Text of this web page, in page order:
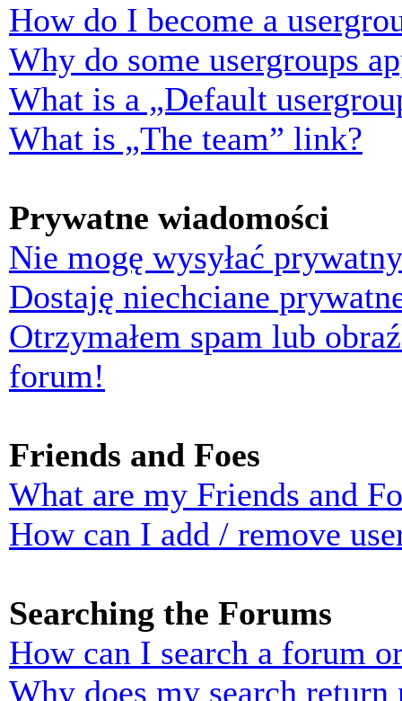
How do I become a
Why do some usergroups
What is a „Default
What is „The team” link?
Prywatne wiadomości
Nie mogę wysyłać
Dostaję niechciane
Otrzymałem spam lub
forum!
Friends and Foes
What are my Friends and
How can I add / remove
Searching the Forums
How can I search a forum
Why does my search return